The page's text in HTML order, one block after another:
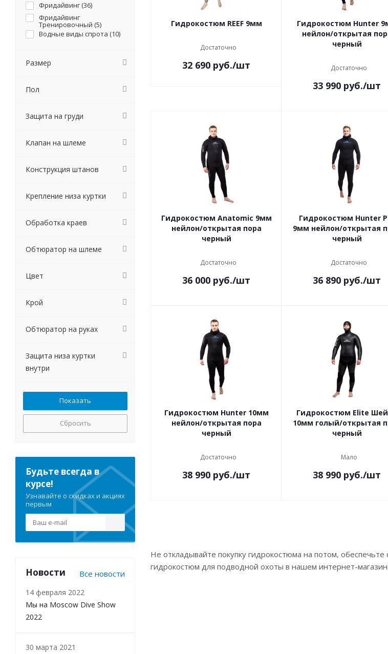
Гидрокостюм REEF 9мм
Достаточно
32 690 руб./шт
Гидрокостюм Hunter
нейлон/открытая
черный
Достаточно
33 990 руб./шт
Гидрокостюм Anatomic 9мм
нейлон/открытая пора
черный
Достаточно
36 000 руб./шт
Гидрокостюм Hunter
9мм нейлон/открытая
черный
Достаточно
36 890 руб./шт
Гидрокостюм Hunter 10мм
нейлон/открытая пора
черный
Достаточно
38 990 руб./шт
Гидрокостюм Elite
10мм голый/открытая
черный
Мало
38 990 руб./шт
Не откладывайте покупку гидрокостюма на потом,
гидрокостюм для подводной охоты в нашем интернет-
Фридайвинг (36)
Фридайвинг
Тренировочный (5)
Водные виды спрота (10)
Размер
Пол
Защита на груди
Клапан на шлеме
Конструкция штанов
Крепление низа куртки
Обработка краев
Обтюратор на шлеме
Цвет
Крой
Обтюратор на руках
Защита низа куртки
внутри
Сбросить
Будьте всегда в
курсе!
Узнавайте о скидках и акциях
первым
Новости Все новости
14 февраля 2022
Мы на Moscow Dive Show
2022
30 марта 2021